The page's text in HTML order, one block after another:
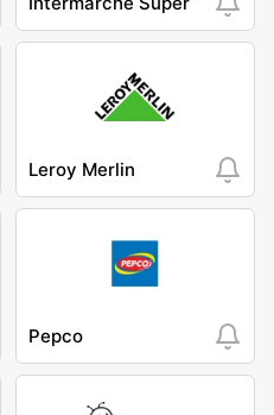
Leroy Merlin
Pepco